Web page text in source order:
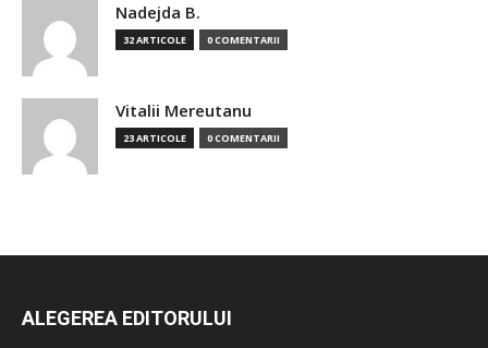
Nadejda B.
32 ARTICOLE 0 COMENTARII
Vitalii Mereutanu
23 ARTICOLE 0 COMENTARII
ALEGEREA EDITORULUI